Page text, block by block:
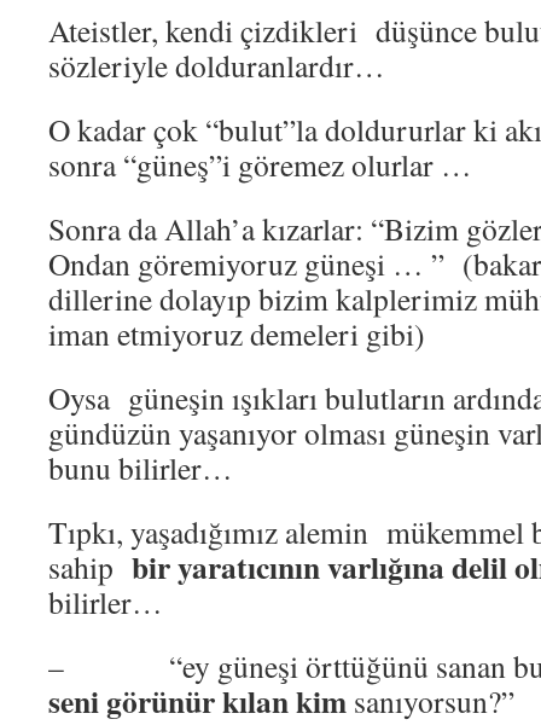
Ateistler, kendi çizdikleri düşünce
sözleriyle dolduranlardır…
O kadar çok “bulut”la doldururlar ki
sonra “güneş”i göremez olurlar …
Sonra da Allah’a kızarlar: “Bizim
Ondan göremiyoruz güneşi … ”
dillerine dolayıp bizim kalplerimiz
iman etmiyoruz demeleri gibi)
Oysa güneşin ışıkları bulutların
gündüzün yaşanıyor olması güneşin
bunu bilirler…
Tıpkı, yaşadığımız alemin
sahip bir yaratıcının varlığına delil
bilirler…
– “ey güneşi örttüğünü sanan
seni görünür kılan kim sanıyorsun?”